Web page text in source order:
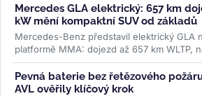
Mercedes GLA elektrický: 657 km
kW mění kompaktní SUV od základů
Mercedes-Benz představil elektrický GLA
platformě MMA: dojezd až 657 km WLTP,
kW a plnění na 80 % za 22...>>
Pevná baterie bez řetězového
AVL ověřily klíčový krok